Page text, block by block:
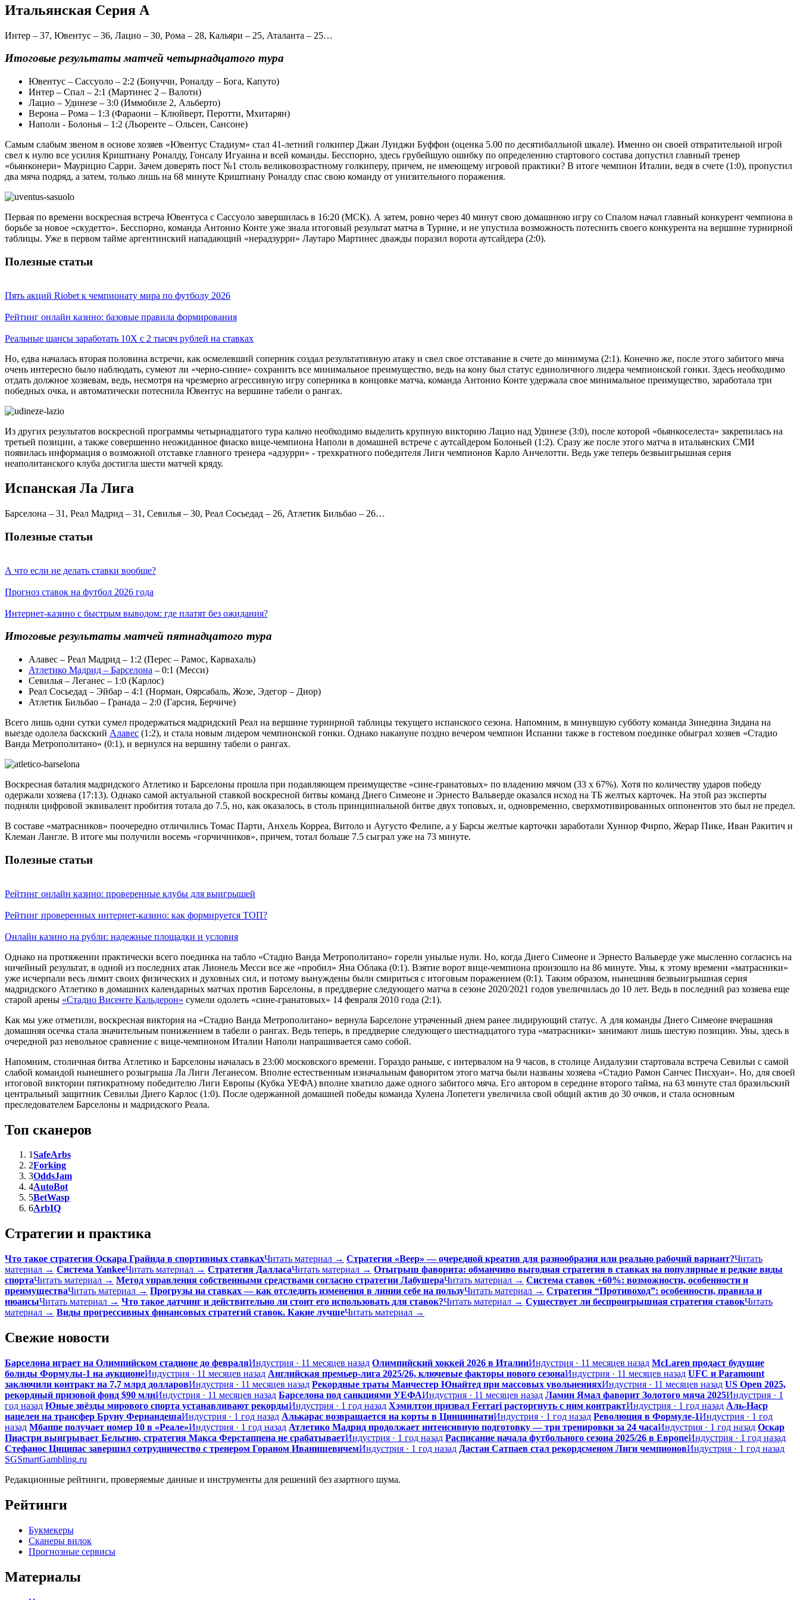
Итальянская Серия А
Интер – 37, Ювентус – 36, Лацио – 30, Рома – 28, Кальяри – 25, Аталанта – 25…
Итоговые результаты матчей четырнадцатого тура
Ювентус – Сассуоло – 2:2 (Бонуччи, Роналду – Бога, Капуто)
Интер – Спал – 2:1 (Мартинес 2 – Валоти)
Лацио – Удинезе – 3:0 (Иммобиле 2, Альберто)
Верона – Рома – 1:3 (Фараони – Клюйверт, Перотти, Мхитарян)
Наполи - Болонья – 1:2 (Льоренте – Ольсен, Сансоне)
Самым слабым звеном в основе хозяев «Ювентус Стадиум» стал 41-летний голкипер Джан Луиджи Буффон (оценка 5.00 по десятибалльной шкале). Именно он своей отвратительной игрой
свел к нулю все усилия Криштиану Роналду, Гонсалу Игуаина и всей команды. Бесспорно, здесь грубейшую ошибку по определению стартового состава допустил главный тренер
«бьянконери» Маурицио Сарри. Зачем доверять пост №1 столь великовозрастному голкиперу, причем, не имеющему игровой практики? В итоге чемпион Италии, ведя в счете (1:0), пропустил
два мяча подряд, а затем, только лишь на 68 минуте Криштиану Роналду спас свою команду от унизительного поражения.
Первая по времени воскресная встреча Ювентуса с Сассуоло завершилась в 16:20 (МСК). А затем, ровно через 40 минут свою домашнюю игру со Спалом начал главный конкурент чемпиона в
борьбе за новое «скудетто». Бесспорно, команда Антонио Конте уже знала итоговый результат матча в Турине, и не упустила возможность потеснить своего конкурента на вершине турнирной
таблицы. Уже в первом тайме аргентинский нападающий «нерадзурри» Лаутаро Мартинес дважды поразил ворота аутсайдера (2:0).
Полезные статьи
Пять акций Riobet к чемпионату мира по футболу 2026
Рейтинг онлайн казино: базовые правила формирования
Реальные шансы заработать 10X с 2 тысяч рублей на ставках
Но, едва началась вторая половина встречи, как осмелевший соперник создал результативную атаку и свел свое отставание в счете до минимума (2:1). Конечно же, после этого забитого мяча
очень интересно было наблюдать, сумеют ли «черно-синие» сохранить все минимальное преимущество, ведь на кону был статус единоличного лидера чемпионской гонки. Здесь необходимо
отдать должное хозяевам, ведь, несмотря на чрезмерно агрессивную игру соперника в концовке матча, команда Антонио Конте удержала свое минимальное преимущество, заработала три
победных очка, и автоматически потеснила Ювентус на вершине табели о рангах.
Из других результатов воскресной программы четырнадцатого тура кальчо необходимо выделить крупную викторию Лацио над Удинезе (3:0), после которой «бьянкоселеста» закрепилась на
третьей позиции, а также совершенно неожиданное фиаско вице-чемпиона Наполи в домашней встрече с аутсайдером Болоньей (1:2). Сразу же после этого матча в итальянских СМИ
появилась информация о возможной отставке главного тренера «адзурри» - трехкратного победителя Лиги чемпионов Карло Анчелотти. Ведь уже теперь безвыигрышная серия
неаполитанского клуба достигла шести матчей кряду.
Испанская Ла Лига
Барселона – 31, Реал Мадрид – 31, Севилья – 30, Реал Сосьедад – 26, Атлетик Бильбао – 26…
Полезные статьи
А что если не делать ставки вообще?
Прогноз ставок на футбол 2026 года
Интернет-казино с быстрым выводом: где платят без ожидания?
Итоговые результаты матчей пятнадцатого тура
Алавес – Реал Мадрид – 1:2 (Перес – Рамос, Карвахаль)
Атлетико Мадрид – Барселона – 0:1 (Месси)
Севилья – Леганес – 1:0 (Карлос)
Реал Сосьедад – Эйбар – 4:1 (Норман, Оярсабаль, Жозе, Эдегор – Диор)
Атлетик Бильбао – Гранада – 2:0 (Гарсия, Берчиче)
Всего лишь одни сутки сумел продержаться мадридский Реал на вершине турнирной таблицы текущего испанского сезона. Напомним, в минувшую субботу команда Зинедина Зидана на
выезде одолела баскский Алавес (1:2), и стала новым лидером чемпионской гонки. Однако накануне поздно вечером чемпион Испании также в гостевом поединке обыграл хозяев «Стадио
Ванда Метрополитано» (0:1), и вернулся на вершину табели о рангах.
Воскресная баталия мадридского Атлетико и Барселоны прошла при подавляющем преимуществе «сине-гранатовых» по владению мячом (33 х 67%). Хотя по количеству ударов победу
одержали хозяева (17:13). Однако самой актуальной ставкой воскресной битвы команд Диего Симеоне и Эрнесто Вальверде оказался исход на ТБ желтых карточек. На этой раз эксперты
подняли цифровой эквивалент пробития тотала до 7.5, но, как оказалось, в столь принципиальной битве двух топовых, и, одновременно, сверхмотивированных оппонентов это был не предел.
В составе «матрасников» поочередно отличились Томас Парти, Анхель Корреа, Витоло и Аугусто Фелипе, а у Барсы желтые карточки заработали Хуниор Фирпо, Жерар Пике, Иван Ракитич и
Клеман Лангле. В итоге мы получили восемь «горчичников», причем, тотал больше 7.5 сыграл уже на 73 минуте.
Полезные статьи
Рейтинг онлайн казино: проверенные клубы для выигрышей
Рейтинг проверенных интернет-казино: как формируется ТОП?
Онлайн казино на рубли: надежные площадки и условия
Однако на протяжении практически всего поединка на табло «Стадио Ванда Метрополитано» горели унылые нули. Но, когда Диего Симеоне и Эрнесто Вальверде уже мысленно согласись на
ничейный результат, в одной из последних атак Лионель Месси все же «пробил» Яна Облака (0:1). Взятие ворот вице-чемпиона произошло на 86 минуте. Увы, к этому времени «матрасники»
уже исчерпали весь лимит своих физических и духовных сил, и потому вынуждены были смириться с итоговым поражением (0:1). Таким образом, нынешняя безвыигрышная серия
мадридского Атлетико в домашних календарных матчах против Барселоны, в преддверие следующего матча в сезоне 2020/2021 годов увеличилась до 10 лет. Ведь в последний раз хозяева еще
старой арены «Стадио Висенте Кальдерон» сумели одолеть «сине-гранатовых» 14 февраля 2010 года (2:1).
Как мы уже отметили, воскресная виктория на «Стадио Ванда Метрополитано» вернула Барселоне утраченный днем ранее лидирующий статус. А для команды Диего Симеоне вчерашняя
домашняя осечка стала значительным понижением в табели о рангах. Ведь теперь, в преддверие следующего шестнадцатого тура «матрасники» занимают лишь шестую позицию. Увы, здесь в
очередной раз невольное сравнение с вице-чемпионом Италии Наполи напрашивается само собой.
Напомним, столичная битва Атлетико и Барселоны началась в 23:00 московского времени. Гораздо раньше, с интервалом на 9 часов, в столице Андалузии стартовала встреча Севильи с самой
слабой командой нынешнего розыгрыша Ла Лиги Леганесом. Вполне естественным изначальным фаворитом этого матча были названы хозяева «Стадио Рамон Санчес Писхуан». Но, для своей
итоговой виктории пятикратному победителю Лиги Европы (Кубка УЕФА) вполне хватило даже одного забитого мяча. Его автором в середине второго тайма, на 63 минуте стал бразильский
центральный защитник Севильи Диего Карлос (1:0). После одержанной домашней победы команда Хулена Лопетеги увеличила свой общий актив до 30 очков, и стала основным
преследователем Барселоны и мадридского Реала.
Топ сканеров
1SafeArbs
2Forking
3OddsJam
4AutoBot
5BetWasp
6ArbIQ
Стратегии и практика
Что такое стратегия Оскара Грайнда в спортивных ставкахЧитать материал → Стратегия «Веер» — очередной креатив для разнообразия или реально рабочий вариант?Читать
материал → Система YankeeЧитать материал → Стратегия ДалласаЧитать материал → Отыгрыш фаворита: обманчиво выгодная стратегия в ставках на популярные и редкие виды
спортаЧитать материал → Метод управления собственными средствами согласно стратегии ЛабушераЧитать материал → Система ставок +60%: возможности, особенности и
преимуществаЧитать материал → Прогрузы на ставках — как отследить изменения в линии себе на пользуЧитать материал → Стратегия “Противоход”: особенности, правила и
нюансыЧитать материал → Что такое датчинг и действительно ли стоит его использовать для ставок?Читать материал → Существует ли беспроигрышная стратегия ставокЧитать
материал → Виды прогрессивных финансовых стратегий ставок. Какие лучшеЧитать материал →
Свежие новости
Барселона играет на Олимпийском стадионе до февраляИндустрия · 11 месяцев назад Олимпийский хоккей 2026 в ИталииИндустрия · 11 месяцев назад McLaren продаст будущие
болиды Формулы-1 на аукционеИндустрия · 11 месяцев назад Английская премьер-лига 2025/26, ключевые факторы нового сезонаИндустрия · 11 месяцев назад UFC и Paramount
заключили контракт на 7,7 млрд долларовИндустрия · 11 месяцев назад Рекордные траты Манчестер Юнайтед при массовых увольненияхИндустрия · 11 месяцев назад US Open 2025,
рекордный призовой фонд $90 млнИндустрия · 11 месяцев назад Барселона под санкциями УЕФАИндустрия · 11 месяцев назад Ламин Ямал фаворит Золотого мяча 2025Индустрия · 1
год назад Юные звёзды мирового спорта устанавливают рекордыИндустрия · 1 год назад Хэмилтон призвал Ferrari расторгнуть с ним контрактИндустрия · 1 год назад Аль-Наср
нацелен на трансфер Бруну ФернандешаИндустрия · 1 год назад Алькарас возвращается на корты в ЦинциннатиИндустрия · 1 год назад Революция в Формуле-1Индустрия · 1 год
назад Мбаппе получает номер 10 в «Реале»Индустрия · 1 год назад Атлетико Мадрид продолжает интенсивную подготовку — три тренировки за 24 часаИндустрия · 1 год назад Оскар
Пиастри выигрывает Бельгию, стратегия Макса Ферстаппена не срабатываетИндустрия · 1 год назад Расписание начала футбольного сезона 2025/26 в ЕвропеИндустрия · 1 год назад
Стефанос Циципас завершил сотрудничество с тренером Гораном ИванишевичемИндустрия · 1 год назад Дастан Сатпаев стал рекордсменом Лиги чемпионовИндустрия · 1 год назад
SGSmartGambling.ru
Редакционные рейтинги, проверяемые данные и инструменты для решений без азартного шума.
Рейтинги
Букмекеры
Сканеры вилок
Прогнозные сервисы
Материалы